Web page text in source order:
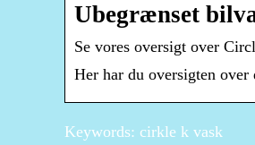
Ubegrænset
Se vores oversigt over
Her har du oversigten
Keywords: cirkle k vask